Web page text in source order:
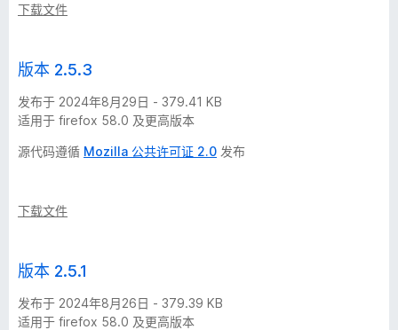
下载文件
版本 2.5.3
发布于 2024年8月29日 - 379.41 KB
适用于 firefox 58.0 及更高版本
源代码遵循 Mozilla 公共许可证 2.0 发布
下载文件
版本 2.5.1
发布于 2024年8月26日 - 379.39 KB
适用于 firefox 58.0 及更高版本